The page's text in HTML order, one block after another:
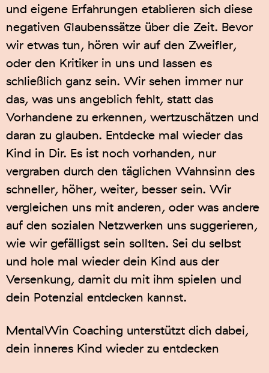
und eigene Erfahrungen etablieren sich diese
negativen Glaubenssätze über die Zeit. Bevor
wir etwas tun, hören wir auf den Zweifler,
oder den Kritiker in uns und lassen es
schließlich ganz sein. Wir sehen immer nur
das, was uns angeblich fehlt, statt das
Vorhandene zu erkennen, wertzuschätzen und
daran zu glauben. Entdecke mal wieder das
Kind in Dir. Es ist noch vorhanden, nur
vergraben durch den täglichen Wahnsinn des
schneller, höher, weiter, besser sein. Wir
vergleichen uns mit anderen, oder was andere
auf den sozialen Netzwerken uns suggerieren,
wie wir gefälligst sein sollten. Sei du selbst
und hole mal wieder dein Kind aus der
Versenkung, damit du mit ihm spielen und
dein Potenzial entdecken kannst.
MentalWin Coaching unterstützt dich dabei,
dein inneres Kind wieder zu entdecken